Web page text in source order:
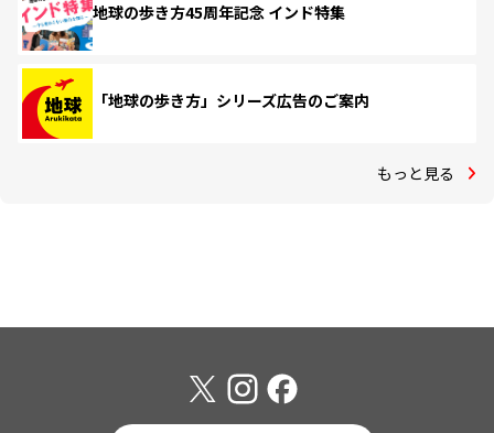
地球の歩き方45周年記念 インド特集
「地球の歩き方」シリーズ広告のご案内
もっと見る